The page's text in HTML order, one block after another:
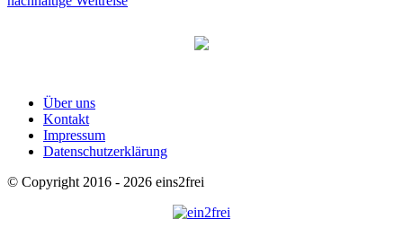
Über uns
Kontakt
Impressum
Datenschutzerklärung
© Copyright 2016 - 2026 eins2frei